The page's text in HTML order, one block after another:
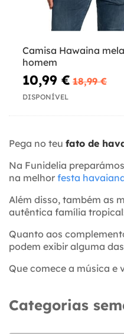
Camisa Hawaina
homem
10,99 € 18,99 €
DISPONÍVEL
Pega no teu fato de
Na Funidelia
na melhor festa
Além disso, também as
autêntica família
Quanto aos
podem exibir alguma
Que comece a música e
Categorias